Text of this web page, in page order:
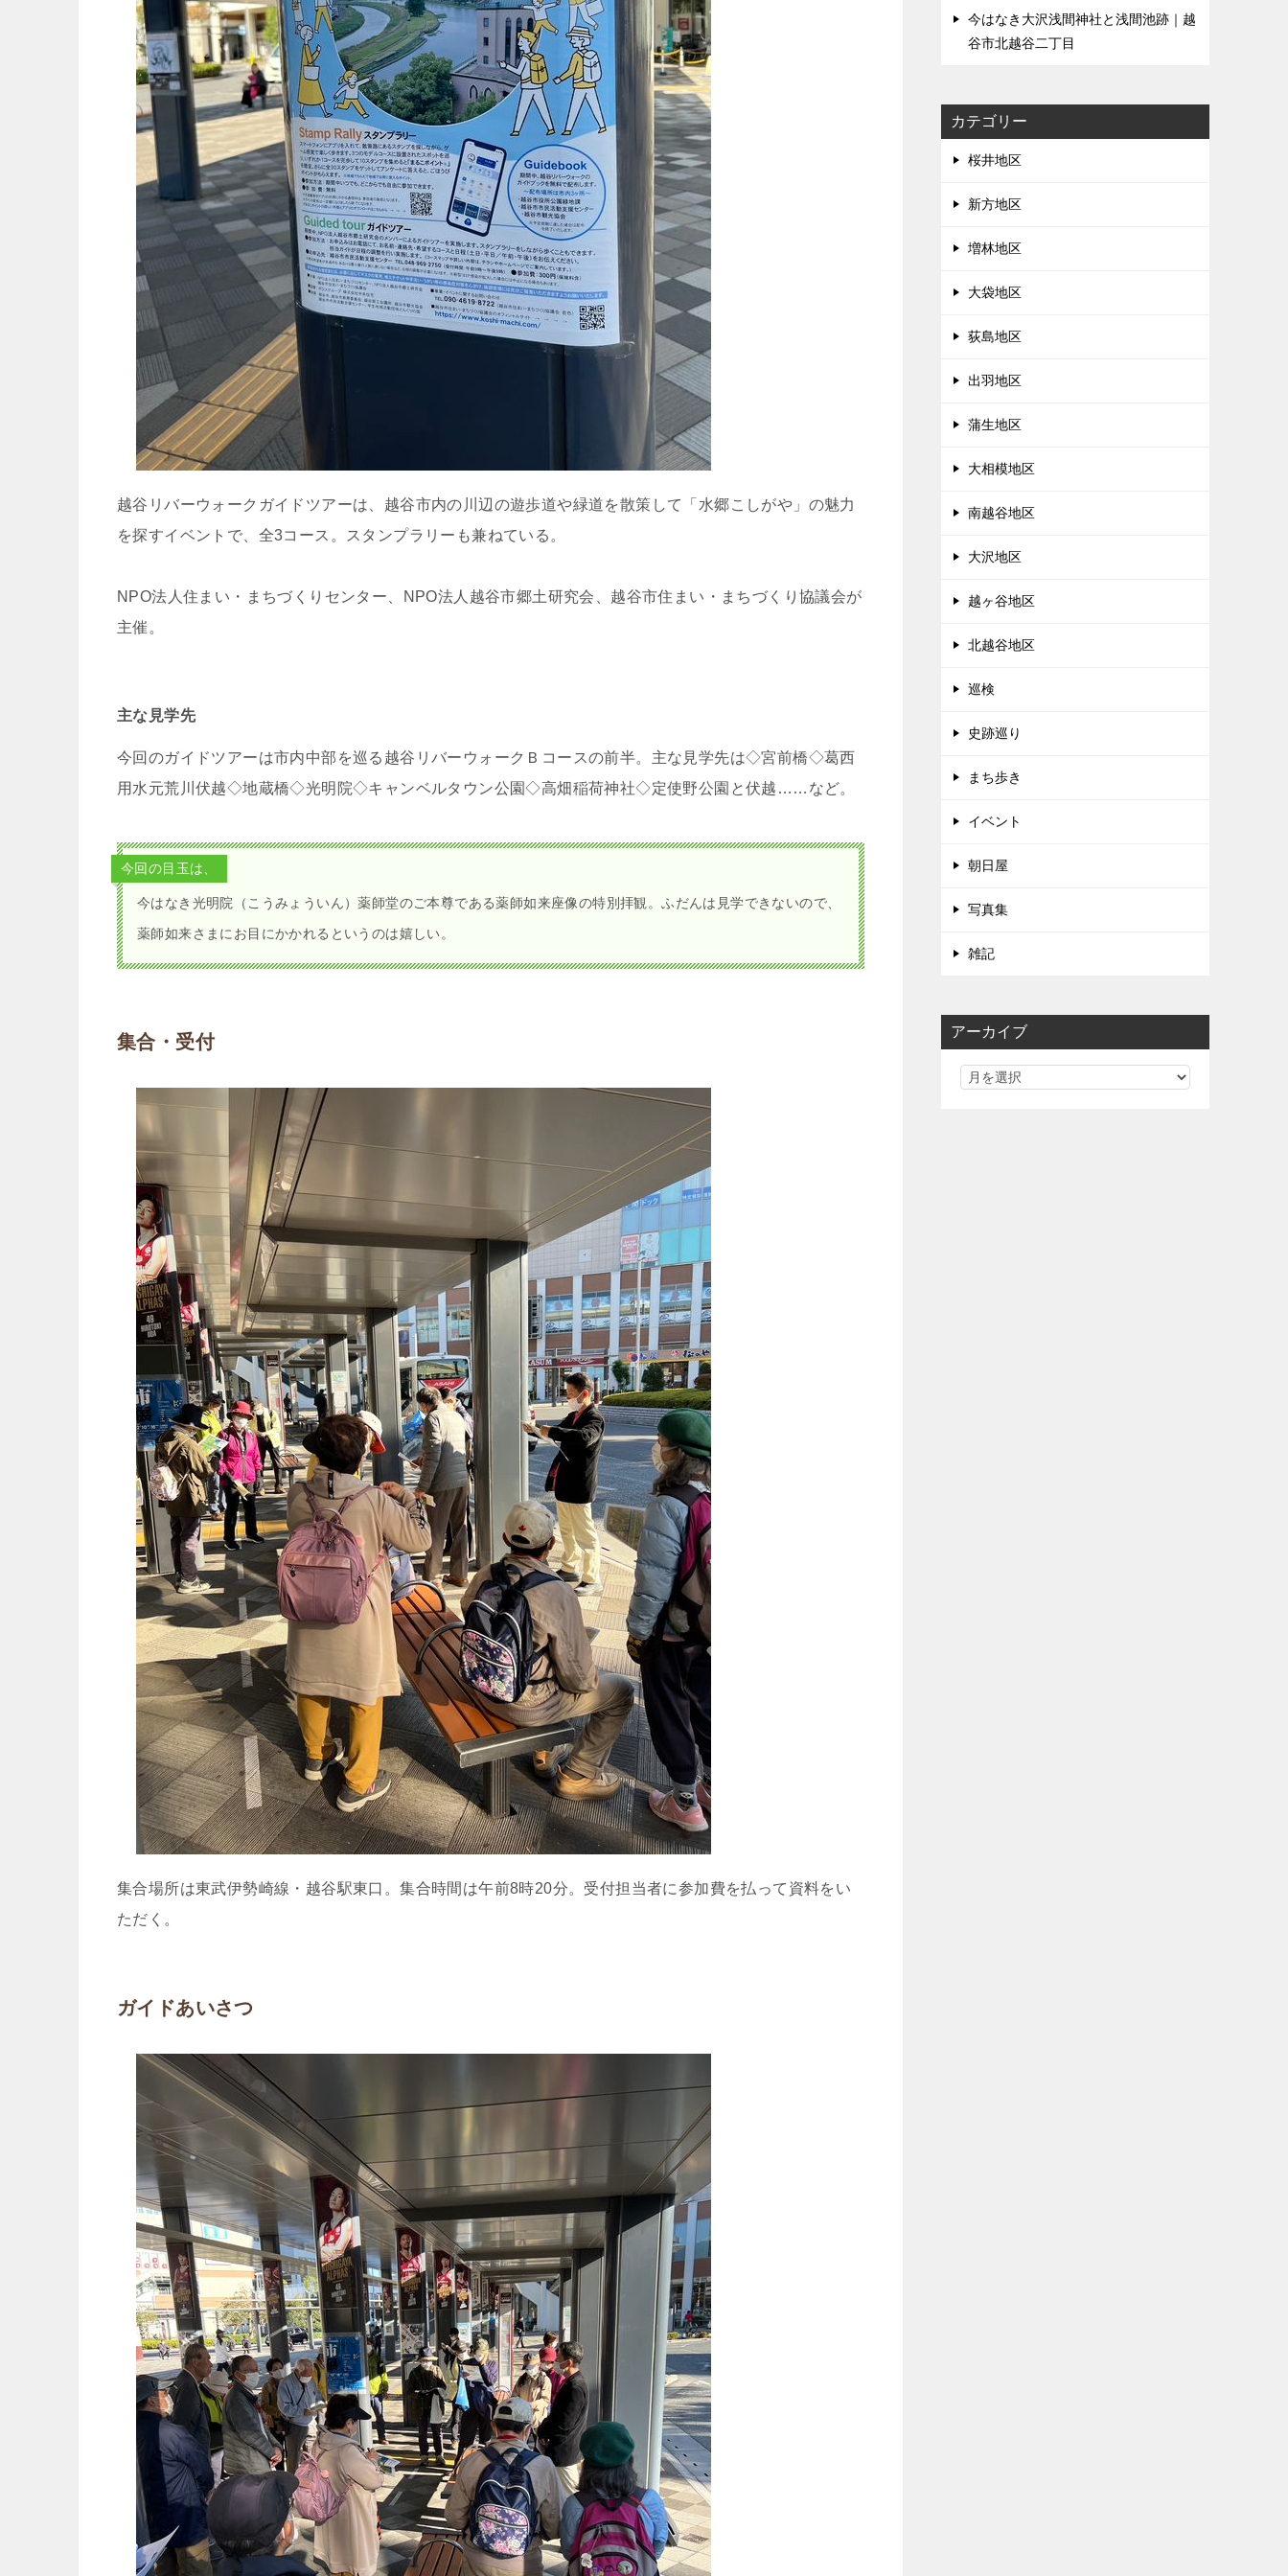
越谷リバーウォークガイドツアーは、越谷市内の川辺の遊歩道や緑道を散策して「水郷こしがや」の魅力
を探すイベントで、全3コース。スタンプラリーも兼ねている。
NPO法人住まい・まちづくりセンター、NPO法人越谷市郷土研究会、越谷市住まい・まちづくり協議会が
主催。
主な見学先
今回のガイドツアーは市内中部を巡る越谷リバーウォークＢコースの前半。主な見学先は◇宮前橋◇葛西
用水元荒川伏越◇地蔵橋◇光明院◇キャンベルタウン公園◇高畑稲荷神社◇定使野公園と伏越……など。
今回の目玉は、
今はなき光明院（こうみょういん）薬師堂のご本尊である薬師如来座像の特別拝観。ふだんは見学できないので、
薬師如来さまにお目にかかれるというのは嬉しい。
集合・受付
集合場所は東武伊勢崎線・越谷駅東口。集合時間は午前8時20分。受付担当者に参加費を払って資料をい
ただく。
ガイドあいさつ
今はなき大沢浅間神社と浅間池跡｜越
谷市北越谷二丁目
カテゴリー
桜井地区
新方地区
増林地区
大袋地区
荻島地区
出羽地区
蒲生地区
大相模地区
南越谷地区
大沢地区
越ヶ谷地区
北越谷地区
巡検
史跡巡り
まち歩き
イベント
朝日屋
写真集
雑記
アーカイブ